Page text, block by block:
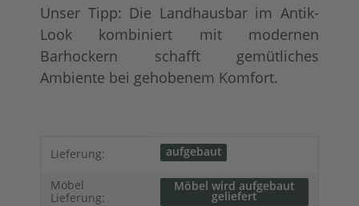
Unser Tipp: Die Landhausbar im Antik-
Look kombiniert mit modernen
Barhockern schafft gemütliches
Ambiente bei gehobenem Komfort.
Produkteigenschaft
Wert
Lieferung: aufgebaut
Möbel
Lieferung:
Möbel wird aufgebaut
geliefert